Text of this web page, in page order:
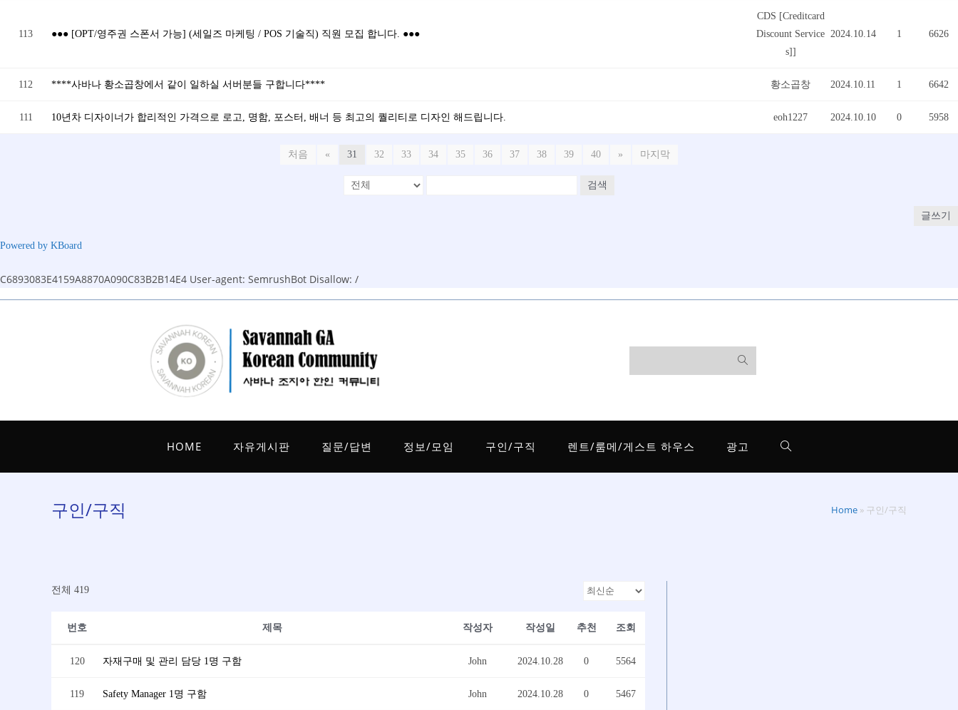
113 ●●● [OPT/영주권 스폰서 가능] (세일즈 마케팅 / POS 기술직) 직원 모집 합니다. ●●●
CDS [Creditcard
Discount Service
s]]
2024.10.14 1 6626
112 ****사바나 황소곱창에서 같이 일하실 서버분들 구합니다**** 황소곱창 2024.10.11 1 6642
111 10년차 디자이너가 합리적인 가격으로 로고, 명함, 포스터, 배너 등 최고의 퀄리티로 디자인 해드립니다. eoh1227 2024.10.10 0 5958
처음 « 31 32 33 34 35 36 37 38 39 40 » 마지막
검색
글쓰기
Powered by KBoard
C6893083E4159A8870A090C83B2B14E4 User-agent: SemrushBot Disallow: /
Skip
HOME 자유게시판 질문/답변 정보/모임 구인/구직 렌트/룸메/게스트 하우스 광고
구인/구직 Home » 구인/구직
전체 419
번호 제목 작성자 작성일 추천 조회
120 자재구매 및 관리 담당 1명 구함 John 2024.10.28 0 5564
119 Safety Manager 1명 구함 John 2024.10.28 0 5467